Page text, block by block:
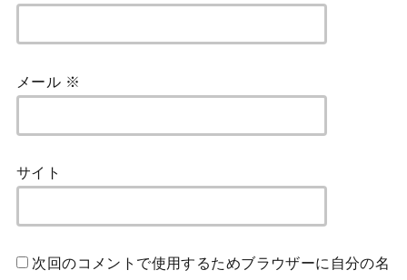
メール ※
サイト
次回のコメントで使用するためブラウザーに自分の名